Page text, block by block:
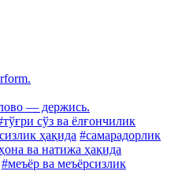
— держись.
сўз ва ёлғончилик
ҳақида #самарадорлик
ва натижа ҳақида
#меъёр ва меъёрсизлик